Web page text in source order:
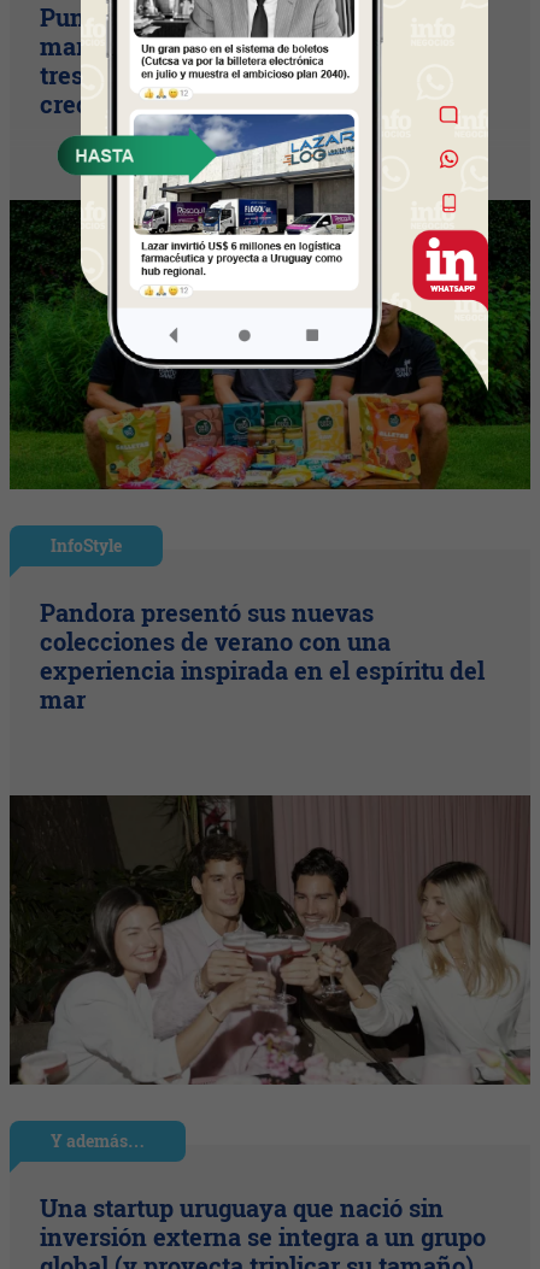
Punto Sano acelera a tres cifras (la
marca duplicó sus ventas y ya prepara
tres lanzamientos para seguir
creciendo)
InfoStyle
Pandora presentó sus nuevas
colecciones de verano con una
experiencia inspirada en el espíritu del
mar
Y además…
Una startup uruguaya que nació sin
inversión externa se integra a un grupo